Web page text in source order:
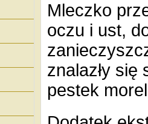
Mleczko
oczu i ust,
znalazły się
pestek